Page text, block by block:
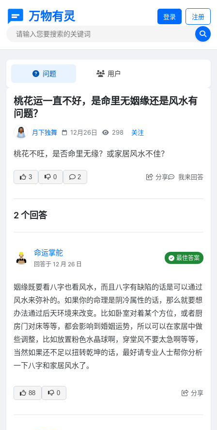
万物有灵 登录 注册
问题 用户
桃花运一直不好，是命里无姻缘还是风水有
问题？
月下独舞 12月26日 298 关注
桃花不旺，是否命里无缘？或家居风水不佳？
3 0 2 分享 我来回答
2 个回答
命运掌舵
回答于 12 月 26 日
最佳答案
姻缘既要看八字也看风水，而且八字有缺陷的话是可以通过
风水来弥补的。如果你的命理是阴冷属性的话，那么就要想
办法通过后天环境来改变。比如卧室对着某个方位，或者厨
房门对床等等，都会影响到婚姻运势，所以可以在家居中做
些调整，比如放置粉色水晶球啊，穿堂风不要太急啊等等，
当然如果还不足以扭转乾坤的话，最好请专业人士帮你分析
一下八字和家居风水了。
88 0 分享